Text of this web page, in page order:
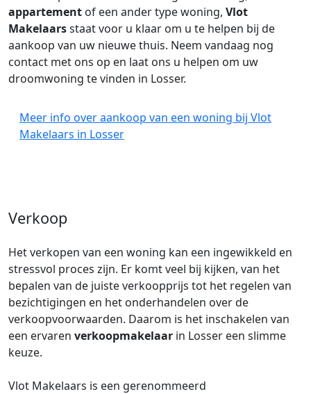
appartement of een ander type woning, Vlot
Makelaarsstaat voor u klaar om u te helpen bij de
aankoop van uw nieuwe thuis. Neem vandaag nog
contact met ons op en laat ons u helpen om uw
droomwoning te vinden in Losser.
Meer info over aankoop van een woning bij Vlot
Makelaars in Losser
Verkoop
Het verkopen van een woning kan een ingewikkeld en
stressvol proces zijn. Er komt veel bij kijken, van het
bepalen van de juiste verkoopprijs tot het regelen van
bezichtigingen en het onderhandelen over de
verkoopvoorwaarden. Daarom is het inschakelen van
een ervaren verkoopmakelaar in Losser een slimme
keuze.
Vlot Makelaars is een gerenommeerd